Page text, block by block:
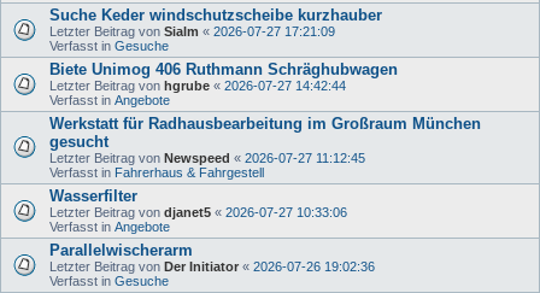
Suche Keder windschutzscheibe kurzhauber
Letzter Beitrag von Sialm « 2026-07-27 17:21:09
Verfasst in Gesuche
Biete Unimog 406 Ruthmann Schräghubwagen
Letzter Beitrag von hgrube « 2026-07-27 14:42:44
Verfasst in Angebote
Werkstatt für Radhausbearbeitung im Großraum München
gesucht
Letzter Beitrag von Newspeed « 2026-07-27 11:12:45
Verfasst in Fahrerhaus & Fahrgestell
Wasserfilter
Letzter Beitrag von djanet5 « 2026-07-27 10:33:06
Verfasst in Angebote
Parallelwischerarm
Letzter Beitrag von Der Initiator « 2026-07-26 19:02:36
Verfasst in Gesuche